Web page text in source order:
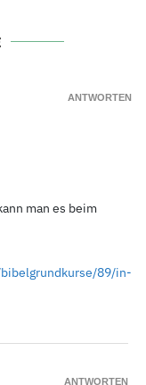
man es beim
89/in-
ANTWORTEN
ANTWORTEN